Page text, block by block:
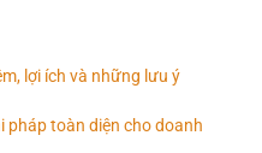
lợi ích và những lưu ý
pháp toàn diện cho doanh